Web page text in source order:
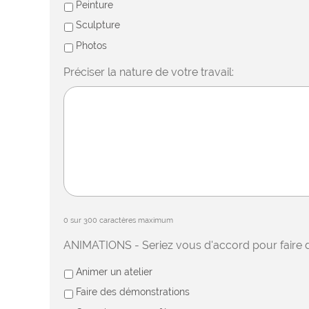
Peinture
Sculpture
Photos
Préciser la nature de votre travail:
0 sur 300 caractères maximum
ANIMATIONS - Seriez vous d'accord pour faire
Animer un atelier
Faire des démonstrations